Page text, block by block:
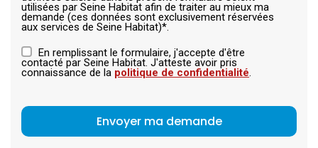
utilisées par Seine Habitat afin de traiter au mieux ma
demande (ces données sont exclusivement réservées
aux services de Seine Habitat)*.
En remplissant le formulaire, j'accepte d'être
contacté par Seine Habitat. J'atteste avoir pris
connaissance de la politique de confidentialité.